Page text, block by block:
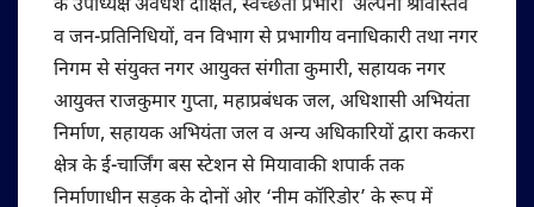
के उपाध्यक्ष अवधेश दीक्षित, स्वच्छता प्रभारी अल्पना श्रीवास्तव
व जन-प्रतिनिधियों, वन विभाग से प्रभागीय वनाधिकारी तथा नगर
निगम से संयुक्त नगर आयुक्त संगीता कुमारी, सहायक नगर
आयुक्त राजकुमार गुप्ता, महाप्रबंधक जल, अधिशासी अभियंता
निर्माण, सहायक अभियंता जल व अन्य अधिकारियों द्वारा ककरा
क्षेत्र के ई-चार्जिंग बस स्टेशन से मियावाकी शपार्क तक
निर्माणाधीन सड़क के दोनों ओर ‘नीम कॉरिडोर’ के रूप में